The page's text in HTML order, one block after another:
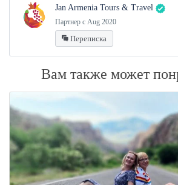
Jan Armenia Tours & Travel
Партнер с Aug 2020
Переписка
Вам также может